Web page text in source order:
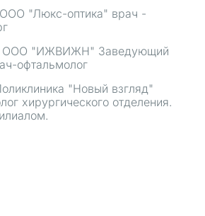
ООО "Люкс-оптика" врач -
ООО "ИЖВИЖН" Заведующий
офтальмолог
"Новый взгляд"
хирургического отделения.